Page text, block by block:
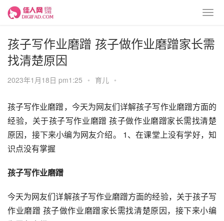
孩子写作业磨蹭 孩子做作业磨蹭家长需
找清楚原因
2023年1月18日 pm1:25 • 育儿 •
孩子写作业磨蹭，今天为网友们详解孩子写作业磨蹭方面的
经验，关于孩子写作业磨蹭 孩子做作业磨蹭家长需找清楚
原因，接下来小编为网友介绍。 1、在课堂上没有学好，知
识点没有掌握
孩子写作业磨蹭
今天为网友们详解孩子写作业磨蹭方面的经验，关于孩子写
作业磨蹭 孩子做作业磨蹭家长需找清楚原因，接下来小编